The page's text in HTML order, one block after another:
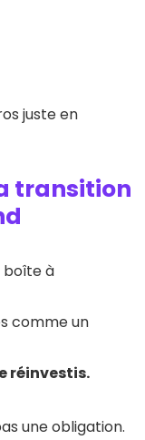
juste en
transition
boîte à
comme un
réinvestis.
une obligation.